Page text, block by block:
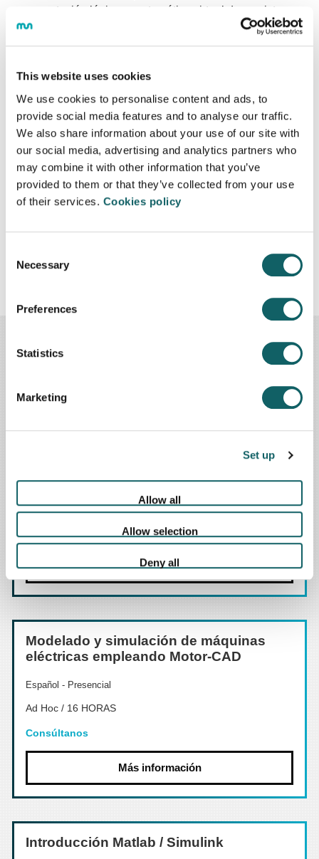
This website uses cookies
We use cookies to personalise content and ads, to
provide social media features and to analyse our traffic.
We also share information about your use of our site with
our social media, advertising and analytics partners who
may combine it with other information that you’ve
provided to them or that they’ve collected from your use
of their services. Cookies policy
Selection
Necessary
Preferences
Statistics
Marketing
Set up
Allow all
Allow selection
Deny all
representación lógica o matemática virtual de un sistema.
Sirve para poder simular el comportamiento del sistema,
anticipar decisiones de diseño y realiza su verificación con
como los HIL o SIL están teniendo un gran auge, sobre
todo en el ámbito del software de control.
Teniendo esto en cuenta, este curso pretende formar al
alumnado en conceptos básicos de la ingeniería de
sistemas y en su gestión en base a modelos. Se centra en
aprender cómo se realiza la gestión de los requisitos, la
arquitectura y los procesos de verificación y validación.
Todo ello en el entorno MATLAB & Simulink.
El objetivo principal de la formacion es aprender a
Simulink.
PUEDE QUE TE INTERESE
5.420 € Español - Online
Arrasate-Mondragón
Más información
Modelado y simulación de máquinas
eléctricas empleando Motor-CAD
Español - Presencial
Ad Hoc / 16 HORAS
Consúltanos
Más información
Introducción Matlab / Simulink